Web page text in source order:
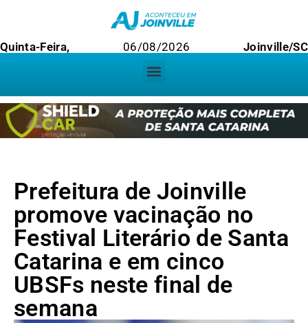
Quinta-Feira, 06/08/2026 Joinville/SC
Prefeitura de Joinville
promove vacinação no
Festival Literário de Santa
Catarina e em cinco
UBSFs neste final de
semana